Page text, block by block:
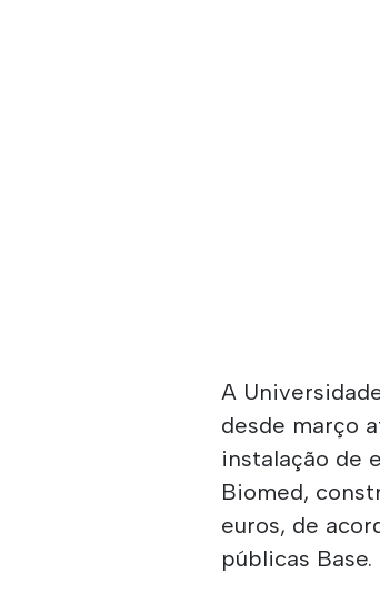
A
desde março
instalação de
Biomed,
euros, de
públicas Base.